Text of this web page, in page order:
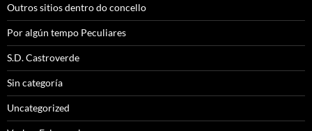
Outros sitios dentro do concello
Por algún tempo Peculiares
S.D. Castroverde
Sin categoría
Uncategorized